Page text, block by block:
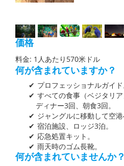
価格
料金: 1人あたり570米ドル
何が含まれていますか？
プロフェッショナルガイド
すべての食事（ベジタリ
ディナー3回、朝食3回。
ジャングルに移動して空港
宿泊施設、ロッジ3泊。
応急処置キット。
雨天時のゴム長靴。
何が含まれていませんか？